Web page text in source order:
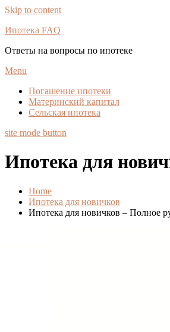
Skip to content
Ипотека FAQ
Ответы на вопросы по ипотеке
Menu
Погашение ипотеки
Материнский капитал
Сельская ипотека
site mode button
Ипотека для
Home
Ипотека для новичков
Ипотека для новичков – Полное